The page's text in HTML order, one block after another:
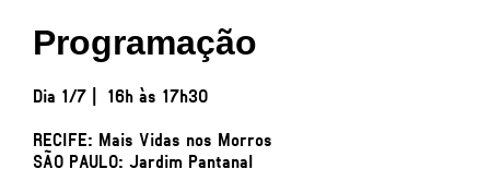
Programação
Dia 1/7 | 16h às 17h30
RECIFE: Mais Vidas nos Morros
SÃO PAULO: Jardim Pantanal